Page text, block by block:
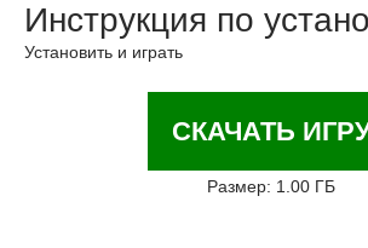
Инструкция по
Установить и играть
СКАЧАТЬ
Размер: 1.00 ГБ